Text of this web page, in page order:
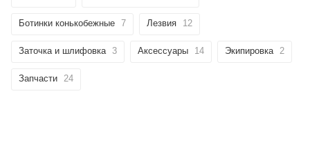
Ботинки конькобежные 7 Лезвия 12
Заточка и шлифовка 3 Аксессуары 14 Экипировка 2
Запчасти 24